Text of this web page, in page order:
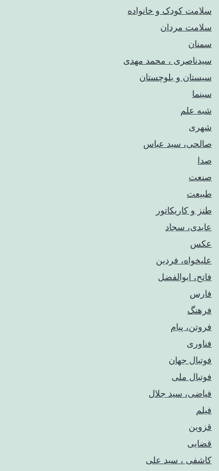
سلامت کودک‌ و خانواده
سلامت مردان
سمنان
سیدناصری ، محمد مهدی
سیستان و بلوچستان
سینما
شبه علم
شهری
صالحی، سید عباس
صدا
صنعت
طبیعت
طنز و کاریکاتور
عابدی، سجاد
عکس
علیخواه، فردین
فاتح، ابوالفضل
فارس
فرهنگ
فروتن، پیام
فناوری
فوتبال جهان
فوتبال ملی
فیاضی، سید جلال
فیلم
قزوین
قضایی
کاشفی ، سید علی